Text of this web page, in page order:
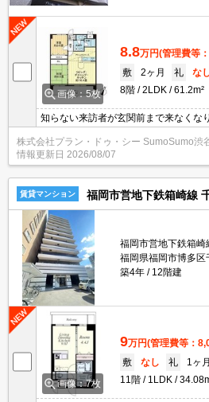
画像：5枚
8.8万円(管理費等
敷
2ヶ月 礼
な
8階
2LDK 61.2m²
知らない来訪者が玄関前まで来なくな
ロック機能がついております。共用部
ているため、対面で荷物を受け取る必
面道具といった小物もスッキリまとめ
いております。こちらの物件では初期
だけます。
株式会社プラン・ドゥ・シー SumoSumo渋
情報更新日 2026/08/07
賃貸マンション 福岡市営地下鉄箱崎線
福岡市営地下鉄箱
福岡県福岡市博多区
築4年
12階建
画像：7枚
9万円(管理費等：
敷
なし 礼
1ヶ月
11階
1LDK